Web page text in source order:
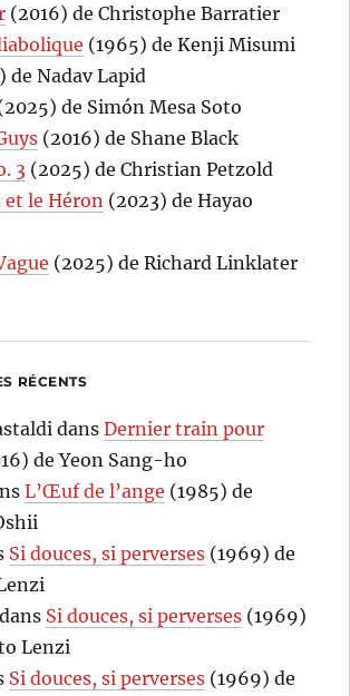
(2016) de Christophe Barratier
(1965) de Kenji Misumi
de Nadav Lapid
de Simón Mesa Soto
(2016) de Shane Black
3 (2025) de Christian Petzold
et le Héron (2023) de Hayao
(2025) de Richard Linklater
RÉCENTS
dansDernier train pour
de Yeon Sang-ho
L’Œuf de l’ange (1985) de
Si douces, si perverses (1969) de
dans Si douces, si perverses (1969)
Lenzi
Si douces, si perverses (1969) de